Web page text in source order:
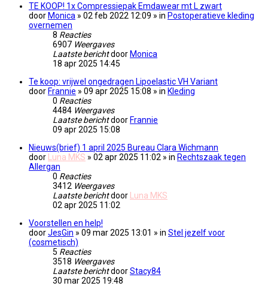
TE KOOP! 1x Compressiepak Emdawear mt L zwart
door Monica » 02 feb 2022 12:09 » in Postoperatieve kleding
overnemen
8 Reacties
6907 Weergaves
Laatste berichtdoor Monica
18 apr 2025 14:45
Te koop: vrijwel ongedragen Lipoelastic VH Variant
door Frannie » 09 apr 2025 15:08 » in Kleding
0 Reacties
4484 Weergaves
Laatste berichtdoor Frannie
09 apr 2025 15:08
Nieuws(brief) 1 april 2025 Bureau Clara Wichmann
door
Luna MKS » 02 apr 2025 11:02 » in Rechtszaak tegen
Allergan
0 Reacties
3412 Weergaves
Laatste berichtdoor
Luna MKS
02 apr 2025 11:02
Voorstellen en help!
doorJesGin » 09 mar 2025 13:01 » in Stel jezelf voor
(cosmetisch)
5 Reacties
3518 Weergaves
Laatste berichtdoorStacy84
30 mar 2025 19:48